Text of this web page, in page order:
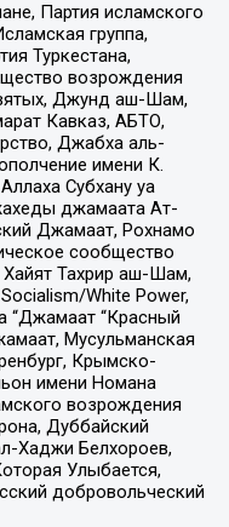
Партия исламского
группа,
Туркестана,
возрождения
Джунд аш-Шам,
Кавказ, АБТО,
Джабха аль-
имени К.
Субхану уа
джамаата Ат-
Джамаат, Рохнамо
сообщество
Тахрир аш-Шам,
White Power,
“Джамаат “Красный
Мусульманская
Крымско-
имени Номана
возрождения
Дуббайский
Хаджи Белхороев,
Улыбается,
добровольческий